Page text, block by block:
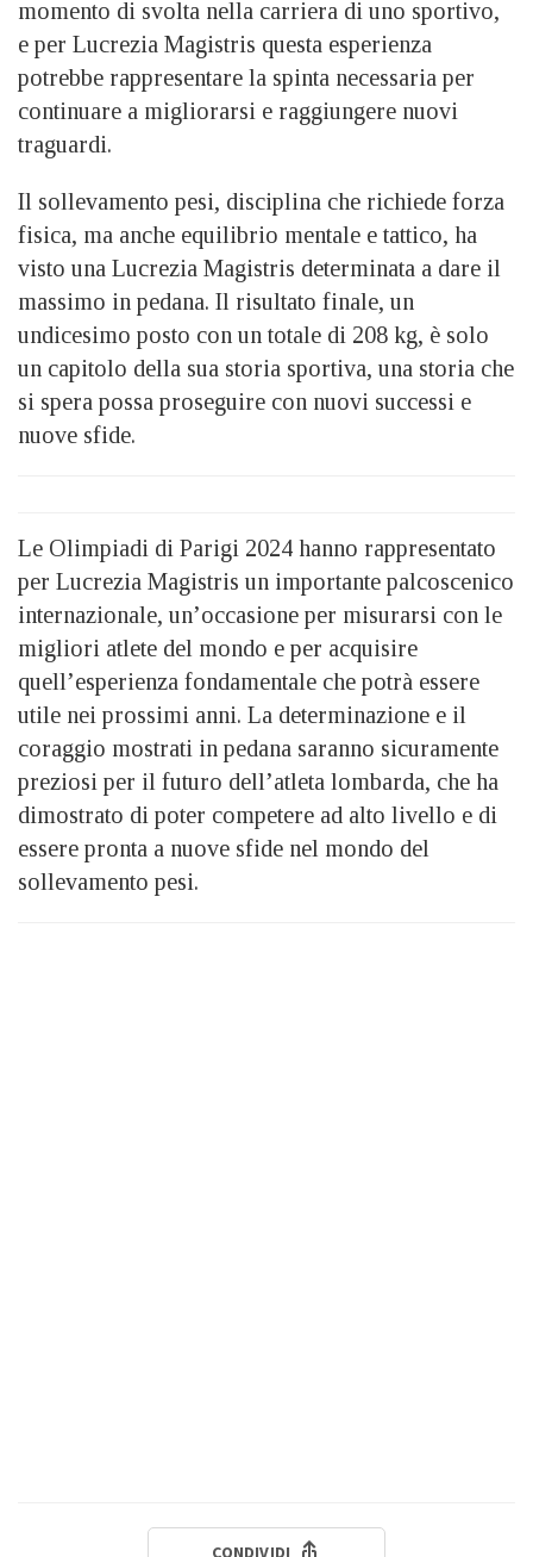
momento di svolta nella carriera di uno sportivo,
e per Lucrezia Magistris questa esperienza
potrebbe rappresentare la spinta necessaria per
continuare a migliorarsi e raggiungere nuovi
traguardi.
Il sollevamento pesi, disciplina che richiede forza
fisica, ma anche equilibrio mentale e tattico, ha
visto una Lucrezia Magistris determinata a dare il
massimo in pedana. Il risultato finale, un
undicesimo posto con un totale di 208 kg, è solo
un capitolo della sua storia sportiva, una storia che
si spera possa proseguire con nuovi successi e
nuove sfide.
Le Olimpiadi di Parigi 2024 hanno rappresentato
per Lucrezia Magistris un importante palcoscenico
internazionale, un’occasione per misurarsi con le
migliori atlete del mondo e per acquisire
quell’esperienza fondamentale che potrà essere
utile nei prossimi anni. La determinazione e il
coraggio mostrati in pedana saranno sicuramente
preziosi per il futuro dell’atleta lombarda, che ha
dimostrato di poter competere ad alto livello e di
essere pronta a nuove sfide nel mondo del
sollevamento pesi.